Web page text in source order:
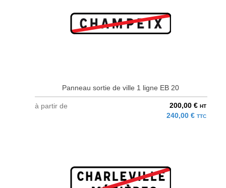
Panneau sortie de ville 1 ligne EB 20
à partir de 200,00 € HT
240,00 € TTC